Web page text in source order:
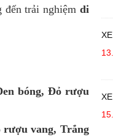
đến trải nghiệm di
bóng, Đỏ rượu
vang, Trắng